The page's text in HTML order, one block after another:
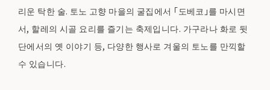
리운 탁한 술. 토노 고향 마을의 굴집에서 「도베코」를 마시면
서, 할레의 시골 요리를 즐기는 축제입니다. 가구라나 화로 뒷
단에서의 옛 이야기 등, 다양한 행사로 겨울의 토노를 만끽할
수 있습니다.